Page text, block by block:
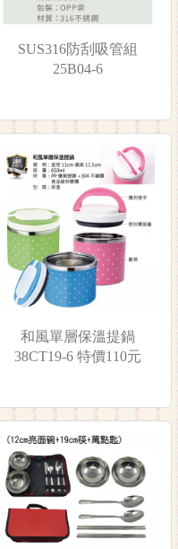
SUS316防刮吸管組
25B04-6
和風單層保溫提鍋
38CT19-6 特價110元